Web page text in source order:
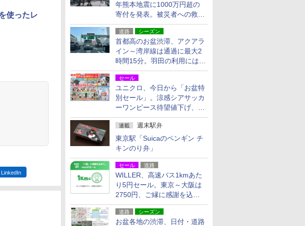
年熊本地震に1000万円超の
寄付を発表。被災者への救援
活動・復旧支援
道路 シーズン
首都高のお盆渋滞、アクアラ
イン～湾岸線は通過に最大2
時間15分。羽田の利用には
「空港西出口」の利用検討を
セール
ユニクロ、今日から「お盆特
別セール」。涼感シアサッカ
ーワンピース待望値下げ、撥
水ギアショーツは1990円に
連載 週末駅弁
東京駅「Suicaのペンギン チ
キンのり弁」
セール 道路
WILLER、高速バス1kmあた
り5円セール。東京～大阪は
2750円、ご縁に感謝を込め
た20周年記念キャンペーン
道路 シーズン
お盆各地の渋滞、日付・道路
使ったレ
LinkedIn